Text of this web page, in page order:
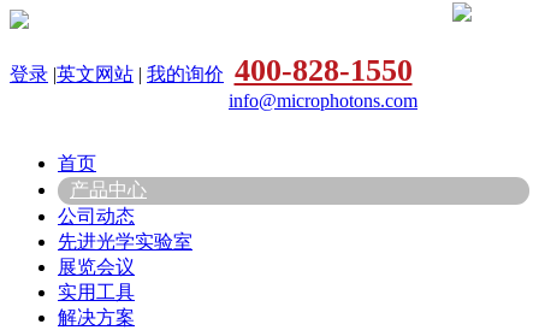
登录 |英文网站 | 我的询价 400-828-1550
info@microphotons.com
首页
产品中心
公司动态
先进光学实验室
展览会议
实用工具
解决方案